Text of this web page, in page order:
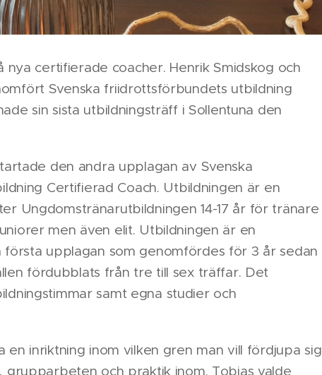
nya certifierade coacher. Henrik Smidskog och
Svenska friidrottsförbundets utbildning
sin sista utbildningsträff i Sollentuna den
den andra upplagan av Svenska
Certifierad Coach. Utbildningen är en
Ungdomstränarutbildningen 14-17 år för tränare
men även elit. Utbildningen är en
upplagan som genomfördes för 3 år sedan
fördubblats från tre till sex träffar. Det
samt egna studier och
en inriktning inom vilken gren man vill fördjupa sig
grupparbeten och praktik inom. Tobias valde